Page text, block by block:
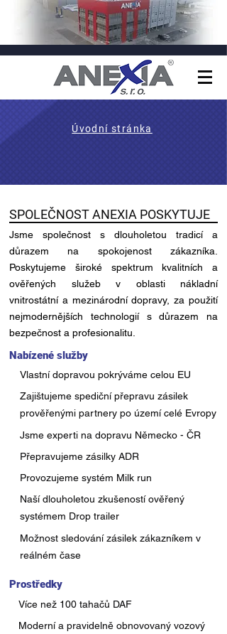
Úvodní stránka
SPOLEČNOST ANEXIA POSKYTUJE
Jsme společnost s dlouholetou tradicí a
důrazem na spokojenost zákazníka.
Poskytujeme široké spektrum kvalitních a
ověřených služeb v oblasti nákladní
vnitrostátní a mezinárodní dopravy, za použití
nejmodernějších technologií s důrazem na
bezpečnost a profesionalitu.
Nabízené služby
Vlastní dopravou pokrýváme celou EU
Zajištujeme spediční přepravu zásilek
prověřenými partnery po území celé Evropy
Jsme experti na dopravu Německo - ČR
Přepravujeme zásilky ADR
Provozujeme systém Milk run
Naší dlouholetou zkušeností ověřený
systémem Drop trailer
Možnost sledování zásilek zákazníkem v
reálném čase
Prostředky
Více než 100 tahačů DAF
Moderní a pravidelně obnovovaný vozový